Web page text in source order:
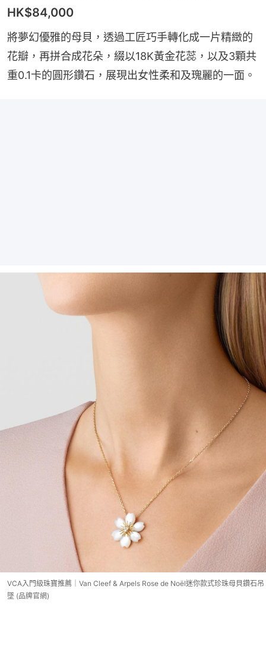
HK$84,000
將夢幻優雅的母貝，透過工匠巧手轉化成一片精緻的
花瓣，再拼合成花朵，綴以18K黃金花蕊，以及3顆共
重0.1卡的圓形鑽石，展現出女性柔和及瑰麗的一面。
VCA入門級珠寶推薦｜Van Cleef & Arpels Rose de Noël迷你款式珍珠母貝鑽石吊
墜 (品牌官網)